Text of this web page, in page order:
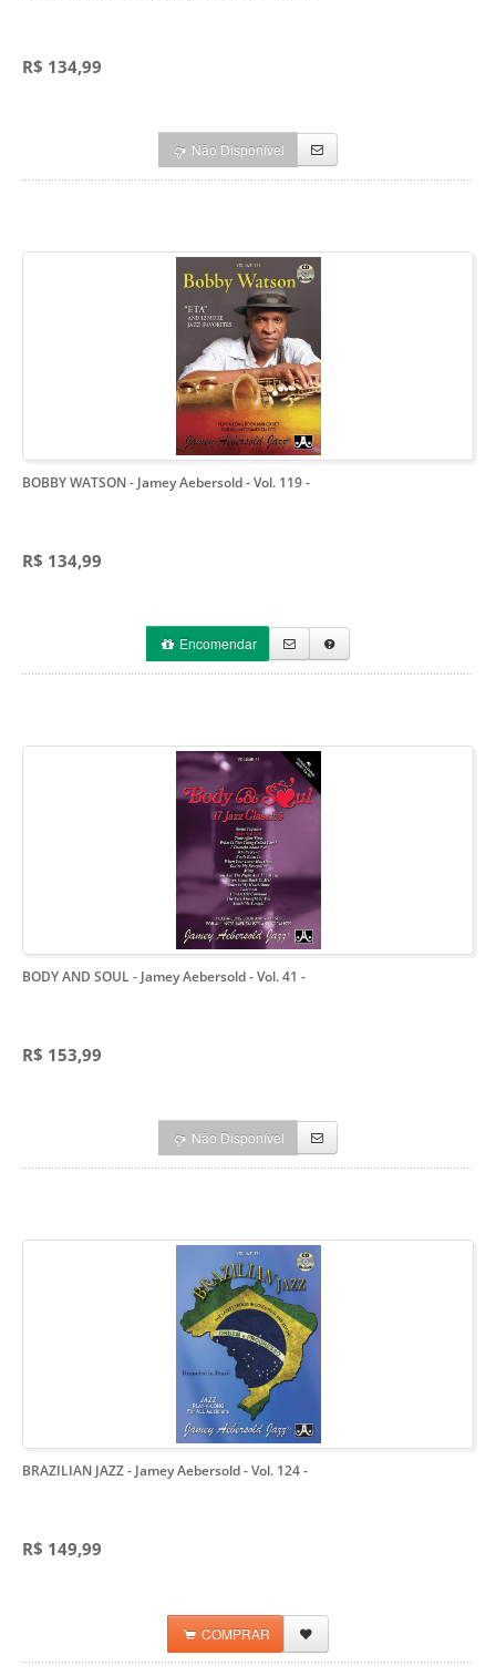
R$ 134,99
Não Disponível
BOBBY WATSON - Jamey Aebersold - Vol. 119-
R$ 134,99
Encomendar
BODY AND SOUL - Jamey Aebersold - Vol. 41 -
R$ 153,99
Não Disponível
BRAZILIAN JAZZ - Jamey Aebersold - Vol. 124-
R$ 149,99
COMPRAR